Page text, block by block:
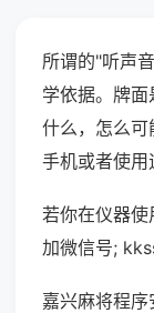
所谓的"听声
学依据。牌
什么，怎么可
手机或者使用
若你在仪器
加微信号;
嘉兴麻将程